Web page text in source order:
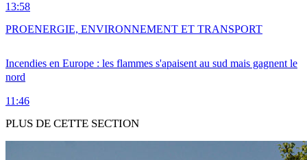
13:58
Incendies en Europe : les flammes s'apaisent au sud mais gagnent le
nord
11:46
PROENERGIE, ENVIRONNEMENT ET TRANSPORT
PLUS DE CETTE SECTION